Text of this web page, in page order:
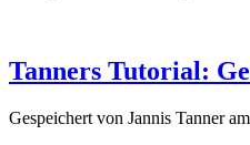
Tanners Tutorial:
Gespeichert von Jannis Tanner